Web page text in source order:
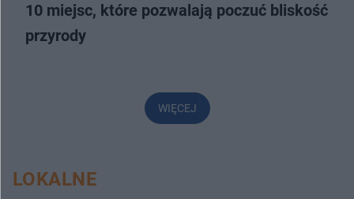
10 miejsc, które pozwalają poczuć bliskość
przyrody
WIĘCEJ
LOKALNE